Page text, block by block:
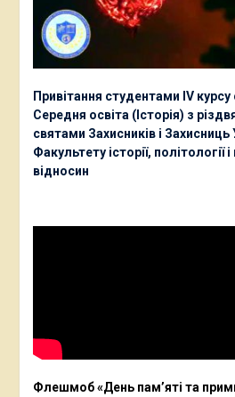
Привітання студентами ІV курсу
Середня освіта (Історія) з
святами Захисників і Захисниць
Факультету історії, політології
відносин
Флешмоб «День пам’яті та